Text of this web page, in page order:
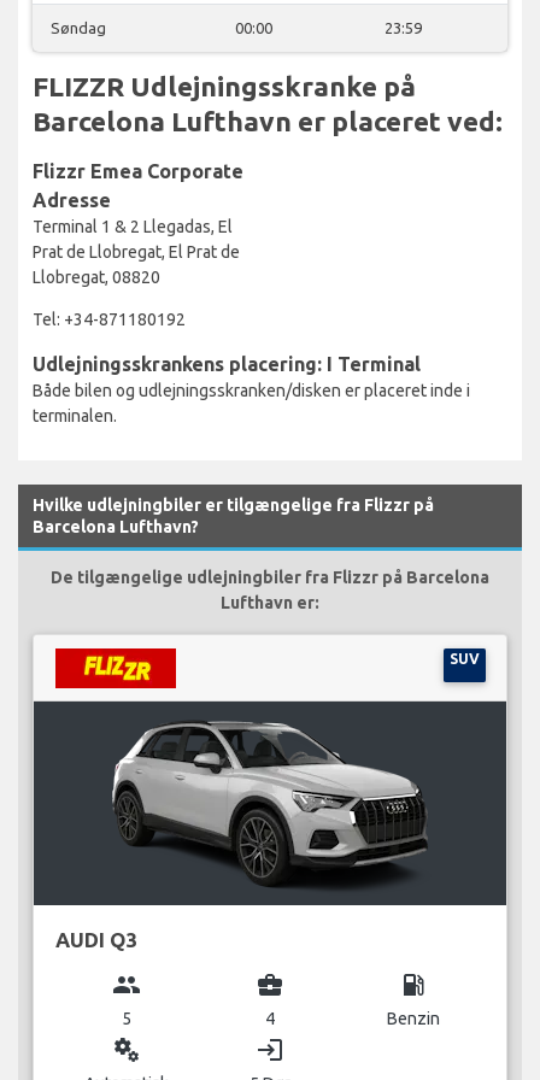
Søndag 00:00 23:59
FLIZZR Udlejningsskranke på
Barcelona Lufthavn er placeret ved:
Flizzr Emea Corporate
Adresse
Terminal 1 & 2 Llegadas, El
Prat de Llobregat, El Prat de
Llobregat, 08820
Tel: +34-871180192
Udlejningsskrankens placering: I Terminal
Både bilen og udlejningsskranken/disken er placeret inde i
terminalen.
Hvilke udlejningbiler er tilgængelige fra Flizzr på
Barcelona Lufthavn?
De tilgængelige udlejningbiler fra Flizzr på Barcelona
Lufthavn er:
SUV
AUDI Q3
group
5
business_center
4
local_gas_station
Benzin
miscellaneous_services login